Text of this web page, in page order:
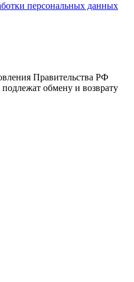
персональных данных
Правительства РФ
обмену и возврату